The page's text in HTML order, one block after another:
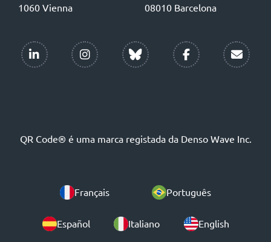
1060 Vienna
08010 Barcelona
QR Code® é uma marca registada da Denso Wave Inc.
Français Português
Español Italiano English